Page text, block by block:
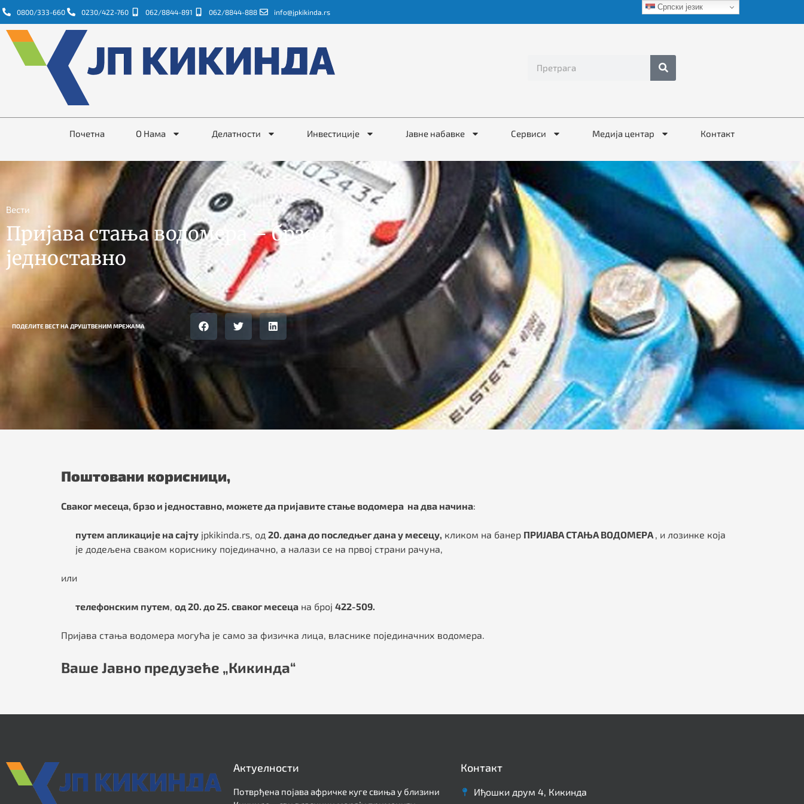
0800/333-660 0230/422-760 062/8844-891 062/8844-888 info@jpkikinda.rs
Почетна О Нама Делатности Инвестиције Јавне набавке Сервиси Медија центар Контакт
Вести
Пријава стања водомера – брзо и
једноставно
ПОДЕЛИТЕ ВЕСТ НА ДРУШТВЕНИМ МРЕЖАМА
Поштовани корисници,
Сваког месеца, брзо и једноставно, можете да пријавите стање водомера на два начина:
путем апликације на сајту jpkikinda.rs, од 20. дана до последњег дана у месецу, кликом на банер ПРИЈАВА СТАЊА ВОДОМЕРА , и лозинке која
је додељена сваком кориснику појединачно, а налази се на првој страни рачуна,
или
телефонским путем, од 20. до 25. сваког месеца на број 422-509.
Пријава стања водомера могућа је само за физичка лица, власнике појединачних водомера.
Ваше Јавно предузеће „Кикинда“
Актуелности
Потврђена појава афричке куге свиња у близини
Контакт
Иђошки друм 4, Кикинда
Српски језик